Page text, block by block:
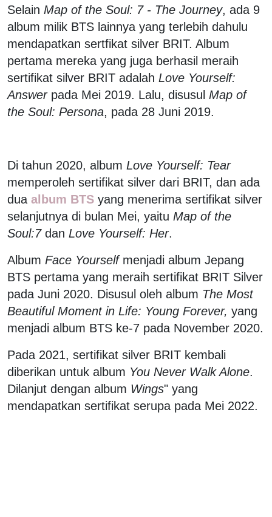
Selain Map of the Soul: 7 - The Journey, ada 9
album milik BTS lainnya yang terlebih dahulu
mendapatkan sertfikat silver BRIT. Album
pertama mereka yang juga berhasil meraih
sertifikat silver BRIT adalah Love Yourself:
Answer pada Mei 2019. Lalu, disusul Map of
the Soul: Persona, pada 28 Juni 2019.
Di tahun 2020, album Love Yourself: Tear
memperoleh sertifikat silver dari BRIT, dan ada
dua album BTS yang menerima sertifikat silver
selanjutnya di bulan Mei, yaitu Map of the
Soul:7dan Love Yourself: Her.
Album Face Yourselfmenjadi album Jepang
BTS pertama yang meraih sertifikat BRIT Silver
pada Juni 2020. Disusul oleh album The Most
Beautiful Moment in Life: Young Forever, yang
menjadi album BTS ke-7 pada November 2020.
Pada 2021, sertifikat silver BRIT kembali
diberikan untuk album You Never Walk Alone.
Dilanjut dengan album Wings" yang
mendapatkan sertifikat serupa pada Mei 2022.